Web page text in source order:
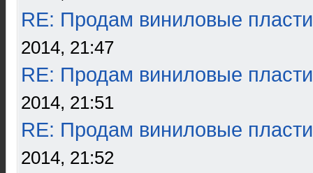
RE: Продам виниловые
2014, 21:47
RE: Продам виниловые
2014, 21:51
RE: Продам виниловые
2014, 21:52